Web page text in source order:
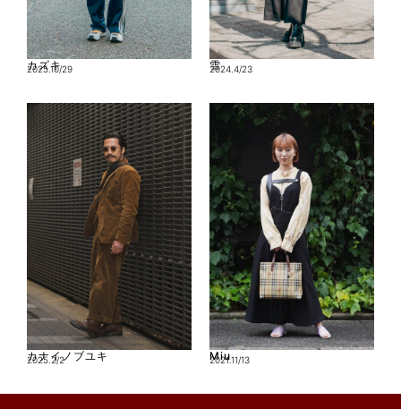
カズキ
2025.10/29 雪
2024.4/23
カナイノブユキ
2025.2/2 Miu
2021.11/13